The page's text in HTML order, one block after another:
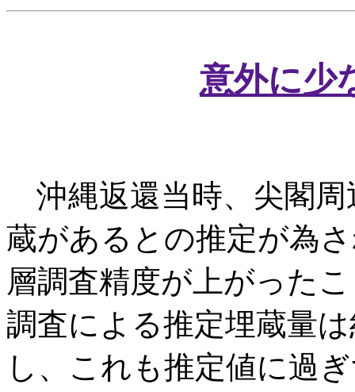
意外に少
沖縄返還当時、尖閣周
蔵があるとの推定が為
層調査精度が上がった
調査による推定埋蔵量
し、これも推定値に過